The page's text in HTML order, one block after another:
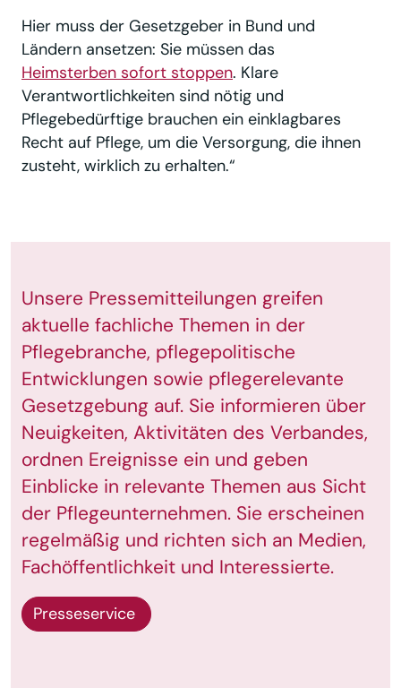
Hier muss der Gesetzgeber in Bund und
Ländern ansetzen: Sie müssen das
Heimsterben sofort stoppen. Klare
Verantwortlichkeiten sind nötig und
Pflegebedürftige brauchen ein einklagbares
Recht auf Pflege, um die Versorgung, die ihnen
zusteht, wirklich zu erhalten.“
Unsere Pressemitteilungen greifen
aktuelle fachliche Themen in der
Pflegebranche, pflegepolitische
Entwicklungen sowie pflegerelevante
Gesetzgebung auf. Sie informieren über
Neuigkeiten, Aktivitäten des Verbandes,
ordnen Ereignisse ein und geben
Einblicke in relevante Themen aus Sicht
der Pflegeunternehmen. Sie erscheinen
regelmäßig und richten sich an Medien,
Fachöffentlichkeit und Interessierte.
Presseservice